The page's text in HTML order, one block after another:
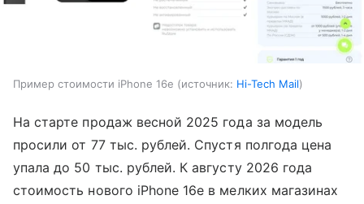
Пример стоимости iPhone 16e источник: Hi-Tech Mail
На старте продаж весной 2025 года за модель
просили от 77 тыс. рублей. Спустя полгода цена
упала до 50 тыс. рублей. К августу 2026 года
стоимость нового iPhone 16e в мелких магазинах